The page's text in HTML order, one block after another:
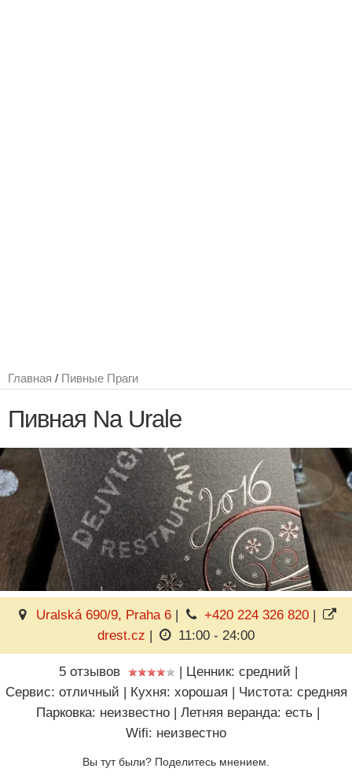
Главная / Пивные Праги
Пивная Na Urale
Uralská 690/9, Praha 6| +420 224 326 820 |
drest.cz | 11:00 - 24:00
5 отзывов | Ценник: средний |
Сервис: отличный | Кухня: хорошая | Чистота: средняя
Парковка: неизвестно | Летняя веранда: есть |
Wifi: неизвестно
Вы тут были? Поделитесь мнением.